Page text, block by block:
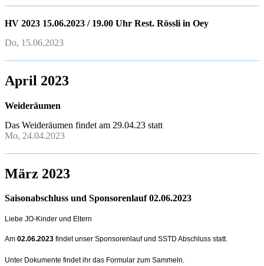
HV 2023 15.06.2023 / 19.00 Uhr Rest. Rössli in Oey
Do, 15.06.2023
April 2023
Weideräumen
Das Weideräumen findet am 29.04.23 statt
Mo, 24.04.2023
März 2023
Saisonabschluss und Sponsorenlauf 02.06.2023
Liebe JO-Kinder und Eltern
Am 02.06.2023 findet unser Sponsorenlauf und SSTD Abschluss statt.
Unter Dokumente findet ihr das Formular zum Sammeln.